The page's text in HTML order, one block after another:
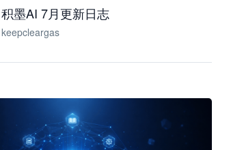
积墨AI 7月更新日志
keepcleargas